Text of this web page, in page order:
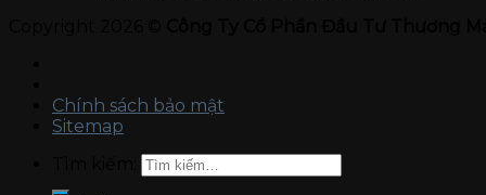
Chính sách bảo mật
Sitemap